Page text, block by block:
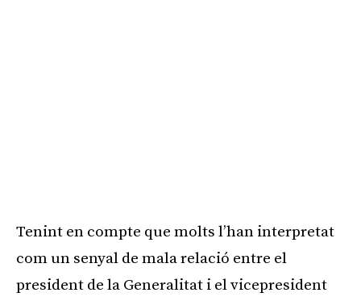
Tenint en compte que molts l’han interpretat
com un senyal de mala relació entre el
president de la Generalitat i el vicepresident